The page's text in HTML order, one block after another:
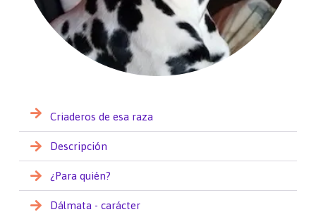
Criaderos de esa raza
Descripción
¿Para quién?
Dálmata - carácter